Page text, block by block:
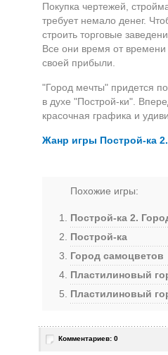
Покупка чертежей,
требует немало денег.
строить торговые
Все они время от
своей прибыли.
"Город мечты" придется
в духе "Построй-ки".
красочная графика и
Жанр игры Построй-ка
Похожие игры:
Построй-ка 2.
Построй-ка
Город самоцветов
Пластилиновый
Пластилиновый
Комментариев: 0